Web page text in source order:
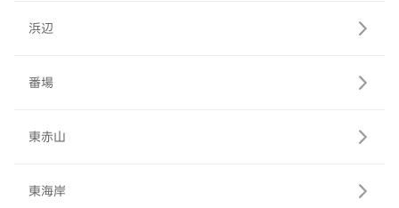
浜辺
番場
東赤山
東海岸